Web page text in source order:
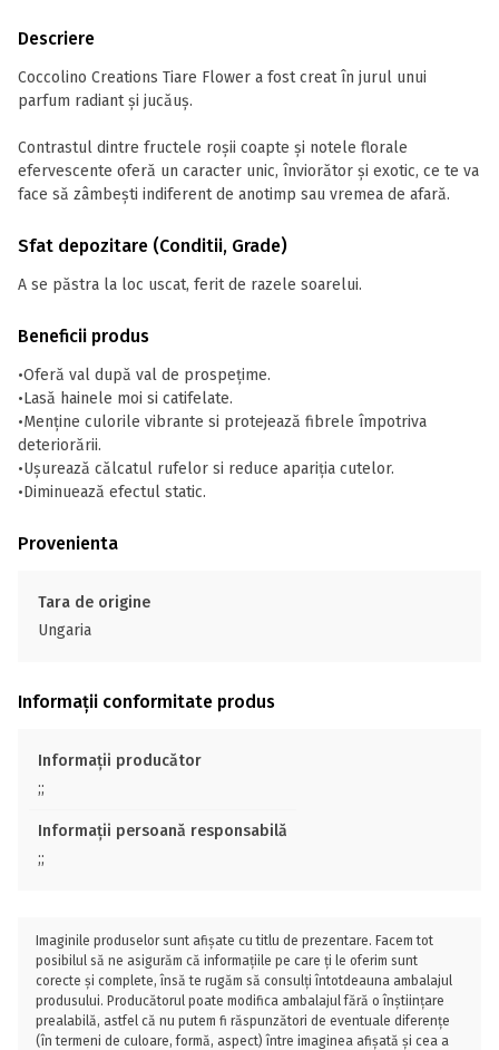
Descriere
Coccolino Creations Tiare Flower a fost creat în jurul unui
parfum radiant și jucăuș.
Contrastul dintre fructele roșii coapte și notele florale
efervescente oferă un caracter unic, înviorător și exotic, ce te va
face să zâmbești indiferent de anotimp sau vremea de afară.
Sfat depozitare (Conditii, Grade)
A se păstra la loc uscat, ferit de razele soarelui.
Beneficii produs
•Oferă val după val de prospețime.
•Lasă hainele moi si catifelate.
•Menține culorile vibrante si protejează fibrele împotriva
deteriorării.
•Ușurează călcatul rufelor si reduce apariția cutelor.
•Diminuează efectul static.
Provenienta
Tara de origine
Ungaria
Informații conformitate produs
Informații producător
;;
Informații persoană responsabilă
;;
Imaginile produselor sunt afișate cu titlu de prezentare. Facem tot
posibilul să ne asigurăm că informațiile pe care ți le oferim sunt
corecte și complete, însă te rugăm să consulți întotdeauna ambalajul
produsului. Producătorul poate modifica ambalajul fără o înștiințare
prealabilă, astfel că nu putem fi răspunzători de eventuale diferențe
(în termeni de culoare, formă, aspect) între imaginea afișată și cea a